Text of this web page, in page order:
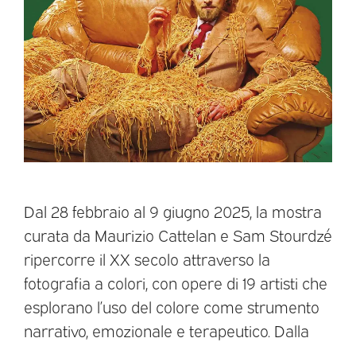
Dal 28 febbraio al 9 giugno 2025, la mostra
curata da Maurizio Cattelan e Sam Stourdzé
ripercorre il XX secolo attraverso la
fotografia a colori, con opere di 19 artisti che
esplorano l’uso del colore come strumento
narrativo, emozionale e terapeutico. Dalla